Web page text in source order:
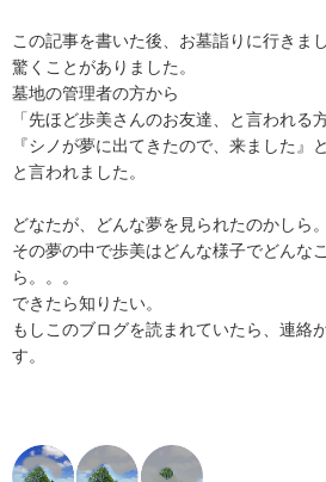
この記事を書いた後、お墓詣りに行きまし
驚くことがありました。
墓地の管理者の方から
「先ほど歩美さんのお友達、と言われる
『シノが夢に出てきたので、来ました』
と言われました。
どなたが、どんな夢を見られたのかしら。
その夢の中で歩美はどんな様子でどんな
ら。。。
できたら知りたい。
もしこのブログを読まれていたら、連絡
す。